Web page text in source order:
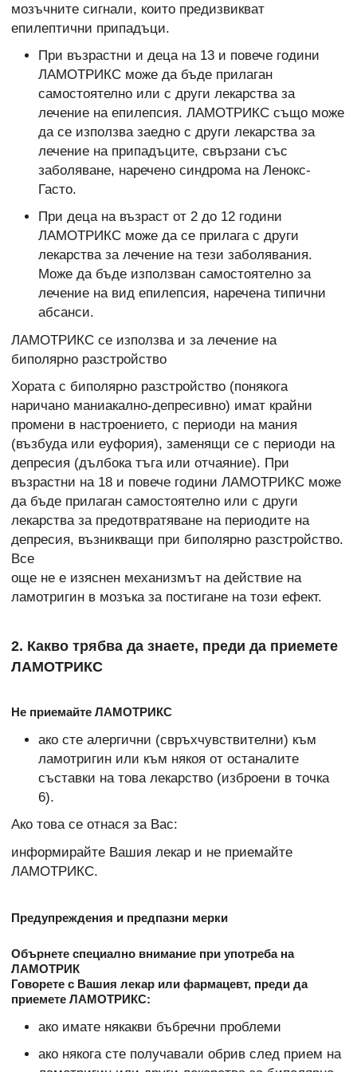
мозъчните сигнали, които предизвикват
епилептични припадъци.
При възрастни и деца на 13 и повече години
ЛАМОТРИКС може да бъде прилаган
самостоятелно или с други лекарства за
лечение на епилепсия. ЛАМОТРИКС също може
да се използва заедно с други лекарства за
лечение на припадъците, свързани със
заболяване, наречено синдрома на Ленокс-
Гасто.
При деца на възраст от 2 до 12 години
ЛАМОТРИКС може да се прилага с други
лекарства за лечение на тези заболявания.
Може да бъде използван самостоятелно за
лечение на вид епилепсия, наречена типични
абсанси.
ЛАМОТРИКС се използва и за лечение на
биполярно разстройство
Хората с биполярно разстройство (понякога
наричано маниакално-депресивно) имат крайни
промени в настроението, с периоди на мания
(възбуда или еуфория), заменящи се с периоди на
депресия (дълбока тъга или отчаяние). При
възрастни на 18 и повече години ЛАМОТРИКС може
да бъде прилаган самостоятелно или с други
лекарства за предотвратяване на периодите на
депресия, възникващи при биполярно разстройство.
Все
още не е изяснен механизмът на действие на
ламотригин в мозъка за постигане на този ефект.
2. Какво трябва да знаете, преди да приемете
ЛАМОТРИКС
Не приемайте ЛАМОТРИКС
ако сте алергични (свръхчувствителни) към
ламотригин или към някоя от останалите
съставки на това лекарство (изброени в точка
6).
Ако това се отнася за Вас:
информирайте Вашия лекар и не приемайте
ЛАМОТРИКС.
Предупреждения и предпазни мерки
Обърнете специално внимание при употреба на
ЛАМОТРИК
Говорете с Вашия лекар или фармацевт, преди да
приемете ЛАМОТРИКС:
ако имате някакви бъбречни проблеми
ако някога сте получавали обрив след прием на